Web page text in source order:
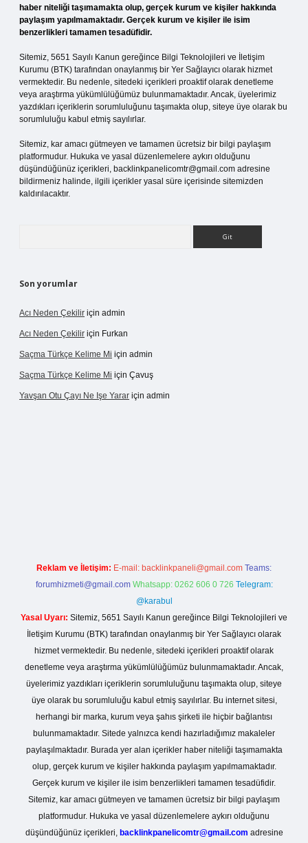
haber niteliği taşımamakta olup, gerçek kurum ve kişiler hakkında
paylaşım yapılmamaktadır. Gerçek kurum ve kişiler ile isim
benzerlikleri tamamen tesadüfidir.
Sitemiz, 5651 Sayılı Kanun gereğince Bilgi Teknolojileri ve İletişim
Kurumu (BTK) tarafından onaylanmış bir Yer Sağlayıcı olarak hizmet
vermektedir. Bu nedenle, sitedeki içerikleri proaktif olarak denetleme
veya araştırma yükümlülüğümüz bulunmamaktadır. Ancak, üyelerimiz
yazdıkları içeriklerin sorumluluğunu taşımakta olup, siteye üye olarak bu
sorumluluğu kabul etmiş sayılırlar.
Sitemiz, kar amacı gütmeyen ve tamamen ücretsiz bir bilgi paylaşım
platformudur. Hukuka ve yasal düzenlemelere aykırı olduğunu
düşündüğünüz içerikleri, backlinkpanelicomtr@gmail.com adresine
bildirmeniz halinde, ilgili içerikler yasal süre içerisinde sitemizden
kaldırılacaktır.
Son yorumlar
Acı Neden Çekilir için admin
Acı Neden Çekilir için Furkan
Saçma Türkçe Kelime Mi için admin
Saçma Türkçe Kelime Mi için Çavuş
Yavşan Otu Çayı Ne Işe Yarar için admin
Reklam ve İletişim: E-mail: backlinkpaneli@gmail.com Teams:
forumhizmeti@gmail.com Whatsapp: 0262 606 0 726 Telegram:
@karabul
Yasal Uyarı: Sitemiz, 5651 Sayılı Kanun gereğince Bilgi Teknolojileri ve
İletişim Kurumu (BTK) tarafından onaylanmış bir Yer Sağlayıcı olarak
hizmet vermektedir. Bu nedenle, sitedeki içerikleri proaktif olarak
denetleme veya araştırma yükümlülüğümüz bulunmamaktadır. Ancak,
üyelerimiz yazdıkları içeriklerin sorumluluğunu taşımakta olup, siteye
üye olarak bu sorumluluğu kabul etmiş sayılırlar. Bu internet sitesi,
herhangi bir marka, kurum veya şahıs şirketi ile hiçbir bağlantısı
bulunmamaktadır. Sitede yalnızca kendi hazırladığımız makaleler
paylaşılmaktadır. Burada yer alan içerikler haber niteliği taşımamakta
olup, gerçek kurum ve kişiler hakkında paylaşım yapılmamaktadır.
Gerçek kurum ve kişiler ile isim benzerlikleri tamamen tesadüfidir.
Sitemiz, kar amacı gütmeyen ve tamamen ücretsiz bir bilgi paylaşım
platformudur. Hukuka ve yasal düzenlemelere aykırı olduğunu
düşündüğünüz içerikleri, backlinkpanelicomtr@gmail.com adresine